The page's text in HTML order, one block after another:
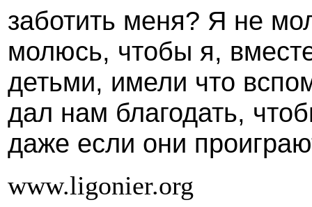
заботить меня? Я не
молюсь, чтобы я,
детьми, имели что
дал нам благодать,
даже если они
www.ligonier.org